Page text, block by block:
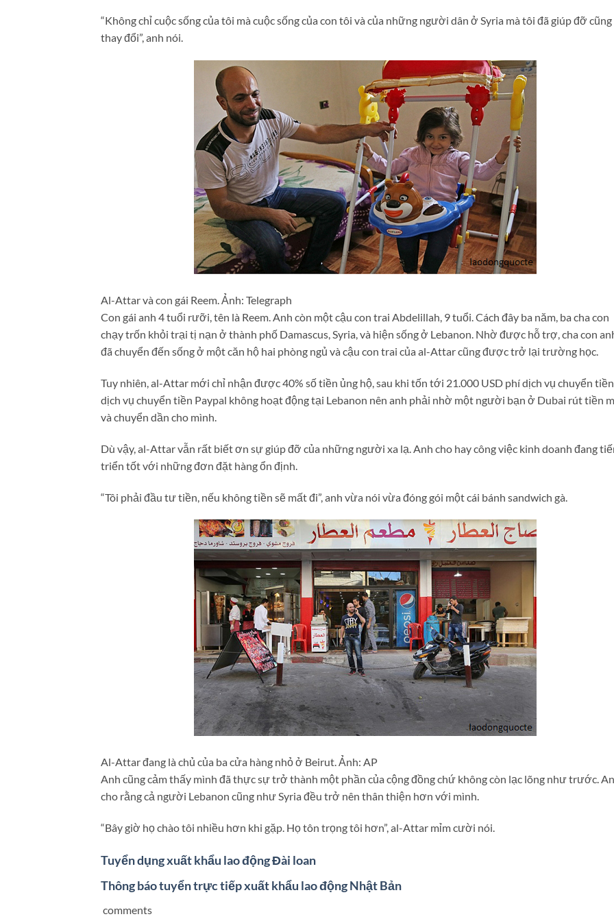
“Không chỉ cuộc sống của tôi mà cuộc sống của con tôi và của những người dân ở Syria mà tôi đã giúp đỡ cũng
thay đổi”, anh nói.
Al-Attar và con gái Reem. Ảnh: Telegraph
Con gái anh 4 tuổi rưỡi, tên là Reem. Anh còn một cậu con trai Abdelillah, 9 tuổi. Cách đây ba năm, ba cha con
chạy trốn khỏi trại tị nạn ở thành phố Damascus, Syria, và hiện sống ở Lebanon. Nhờ được hỗ trợ, cha con
đã chuyển đến sống ở một căn hộ hai phòng ngủ và cậu con trai của al-Attar cũng được trở lại trường học.
Tuy nhiên, al-Attar mới chỉ nhận được 40% số tiền ủng hộ, sau khi tốn tới 21.000 USD phí dịch vụ chuyển
dịch vụ chuyển tiền Paypal không hoạt động tại Lebanon nên anh phải nhờ một người bạn ở Dubai rút tiền
và chuyển dần cho mình.
Dù vậy, al-Attar vẫn rất biết ơn sự giúp đỡ của những người xa lạ. Anh cho hay công việc kinh doanh đang
triển tốt với những đơn đặt hàng ổn định.
“Tôi phải đầu tư tiền, nếu không tiền sẽ mất đi”, anh vừa nói vừa đóng gói một cái bánh sandwich gà.
Al-Attar đang là chủ của ba cửa hàng nhỏ ở Beirut. Ảnh: AP
Anh cũng cảm thấy mình đã thực sự trở thành một phần của cộng đồng chứ không còn lạc lõng như trước.
cho rằng cả người Lebanon cũng như Syria đều trở nên thân thiện hơn với mình.
“Bây giờ họ chào tôi nhiều hơn khi gặp. Họ tôn trọng tôi hơn”, al-Attar mỉm cười nói.
Tuyển dụng xuất khẩu lao động Đài loan
Thông báo tuyển trực tiếp xuất khẩu lao động Nhật Bản
comments